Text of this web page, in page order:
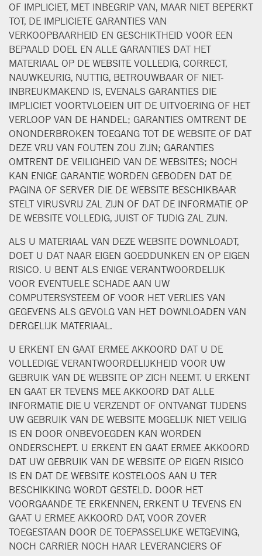
OF IMPLICIET, MET INBEGRIP VAN, MAAR NIET BEPERKT
TOT, DE IMPLICIETE GARANTIES VAN
VERKOOPBAARHEID EN GESCHIKTHEID VOOR EEN
BEPAALD DOEL EN ALLE GARANTIES DAT HET
MATERIAAL OP DE WEBSITE VOLLEDIG, CORRECT,
NAUWKEURIG, NUTTIG, BETROUWBAAR OF NIET-
INBREUKMAKEND IS, EVENALS GARANTIES DIE
IMPLICIET VOORTVLOEIEN UIT DE UITVOERING OF HET
VERLOOP VAN DE HANDEL; GARANTIES OMTRENT DE
ONONDERBROKEN TOEGANG TOT DE WEBSITE OF DAT
DEZE VRIJ VAN FOUTEN ZOU ZIJN; GARANTIES
OMTRENT DE VEILIGHEID VAN DE WEBSITES; NOCH
KAN ENIGE GARANTIE WORDEN GEBODEN DAT DE
PAGINA OF SERVER DIE DE WEBSITE BESCHIKBAAR
STELT VIRUSVRIJ ZAL ZIJN OF DAT DE INFORMATIE OP
DE WEBSITE VOLLEDIG, JUIST OF TIJDIG ZAL ZIJN.
ALS U MATERIAAL VAN DEZE WEBSITE DOWNLOADT,
DOET U DAT NAAR EIGEN GOEDDUNKEN EN OP EIGEN
RISICO. U BENT ALS ENIGE VERANTWOORDELIJK
VOOR EVENTUELE SCHADE AAN UW
COMPUTERSYSTEEM OF VOOR HET VERLIES VAN
GEGEVENS ALS GEVOLG VAN HET DOWNLOADEN VAN
DERGELIJK MATERIAAL.
U ERKENT EN GAAT ERMEE AKKOORD DAT U DE
VOLLEDIGE VERANTWOORDELIJKHEID VOOR UW
GEBRUIK VAN DE WEBSITE OP ZICH NEEMT. U ERKENT
EN GAAT ER TEVENS MEE AKKOORD DAT ALLE
INFORMATIE DIE U VERZENDT OF ONTVANGT TIJDENS
UW GEBRUIK VAN DE WEBSITE MOGELIJK NIET VEILIG
IS EN DOOR ONBEVOEGDEN KAN WORDEN
ONDERSCHEPT. U ERKENT EN GAAT ERMEE AKKOORD
DAT UW GEBRUIK VAN DE WEBSITE OP EIGEN RISICO
IS EN DAT DE WEBSITE KOSTELOOS AAN U TER
BESCHIKKING WORDT GESTELD. DOOR HET
VOORGAANDE TE ERKENNEN, ERKENT U TEVENS EN
GAAT U ERMEE AKKOORD DAT, VOOR ZOVER
TOEGESTAAN DOOR DE TOEPASSELIJKE WETGEVING,
NOCH CARRIER NOCH HAAR LEVERANCIERS OF